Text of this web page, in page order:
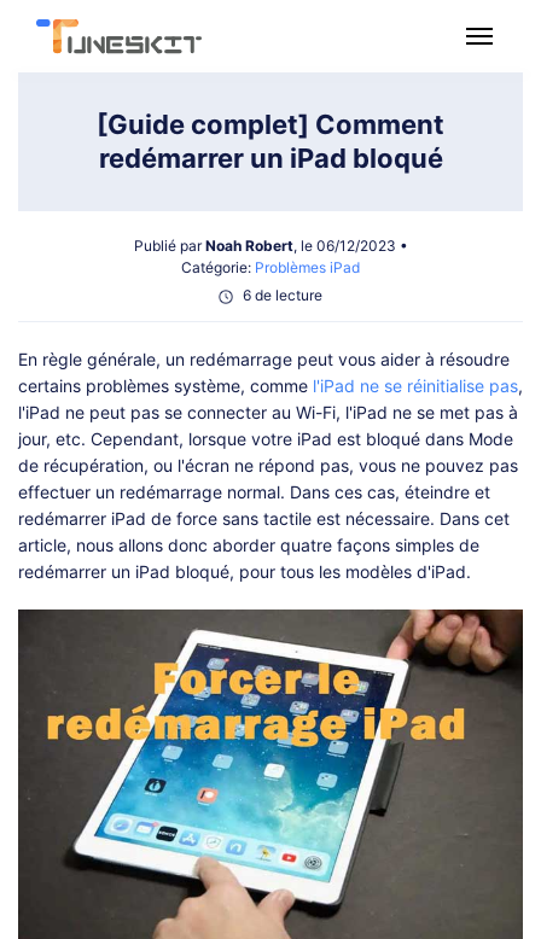
Logiciel gratuit
Assistance
Téléchargement
[Guide complet] Comment
redémarrer un iPad bloqué
Publié parNoah Robert, le 06/12/2023 •
Catégorie: Problèmes iPad
6 de lecture
En règle générale, un redémarrage peut vous aider à résoudre
certains problèmes système, comme l'iPad ne se réinitialise pas,
l'iPad ne peut pas se connecter au Wi-Fi, l'iPad ne se met pas à
jour, etc. Cependant, lorsque votre iPad est bloqué dans Mode
de récupération, ou l'écran ne répond pas, vous ne pouvez pas
effectuer un redémarrage normal. Dans ces cas, éteindre et
redémarrer iPad de force sans tactile est nécessaire. Dans cet
article, nous allons donc aborder quatre façons simples de
redémarrer un iPad bloqué, pour tous les modèles d'iPad.